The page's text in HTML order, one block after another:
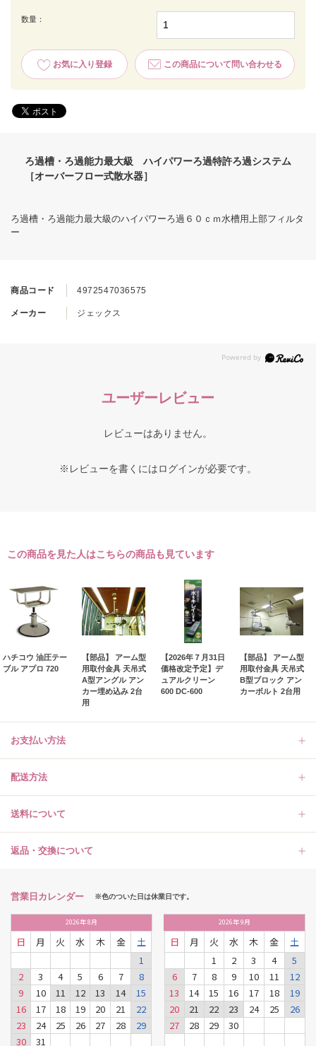
数量：
お気に入り登録 この商品について問い合わせる
商品コード 4972547036575
メーカー ジェックス
ろ過槽・ろ過能力最大級 ハイパワーろ過特許ろ過システム
［オーバーフロー式散水器］
ろ過槽・ろ過能力最大級のハイパワーろ過６０ｃｍ水槽用上部フィルタ
ー
ユーザーレビュー
レビューはありません。
※レビューを書くにはログインが必要です。
この商品を見た人はこちらの商品も見ています
ハチコウ 油圧テー
ブル アプロ 720
【部品】 アーム型
用取付金具 天吊式
A型アングル アン
カー埋め込み 2台
用
【2026年７月31日
価格改定予定】デ
ュアルクリーン
600 DC-600
【部品】 アーム型
用取付金具 天吊式
B型ブロック アン
カーボルト 2台用
お支払い方法
配送方法
送料について
返品・交換について
営業日カレンダー ※色のついた日は休業日です。
2026年8月
日 月 火 水 木 金
土
1
2
3 4 5 6 7
8
9
10 11 12 13 14
15
16
17 18 19 20 21
22
23
24 25 26 27 28
29
30
31
2026年9月
日 月 火 水 木 金
土
1
2 3 4
5
6
7 8 9 10 11
12
13
14 15 16 17 18
19
20
21 22 23 24 25
26
27
28 29 30